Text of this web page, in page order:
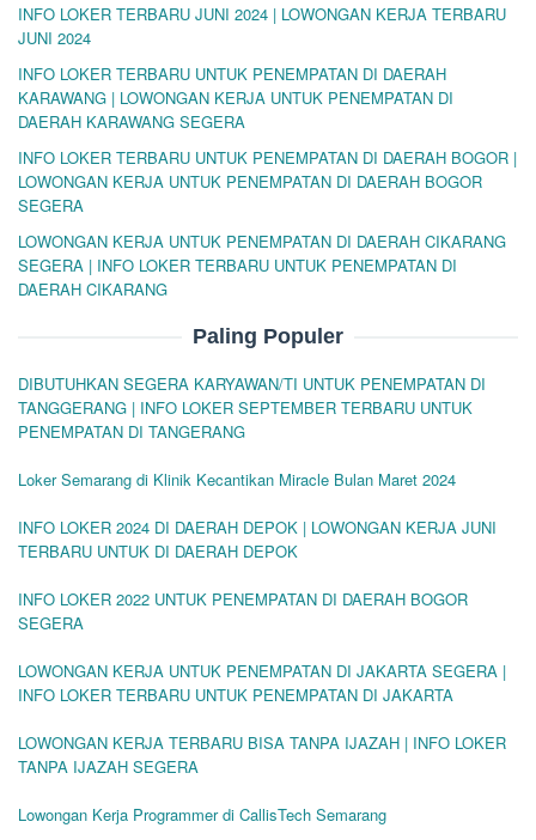
INFO LOKER TERBARU JUNI 2024 | LOWONGAN KERJA TERBARU
JUNI 2024
INFO LOKER TERBARU UNTUK PENEMPATAN DI DAERAH
KARAWANG | LOWONGAN KERJA UNTUK PENEMPATAN DI
DAERAH KARAWANG SEGERA
INFO LOKER TERBARU UNTUK PENEMPATAN DI DAERAH BOGOR |
LOWONGAN KERJA UNTUK PENEMPATAN DI DAERAH BOGOR
SEGERA
LOWONGAN KERJA UNTUK PENEMPATAN DI DAERAH CIKARANG
SEGERA | INFO LOKER TERBARU UNTUK PENEMPATAN DI
DAERAH CIKARANG
Paling Populer
DIBUTUHKAN SEGERA KARYAWAN/TI UNTUK PENEMPATAN DI
TANGGERANG | INFO LOKER SEPTEMBER TERBARU UNTUK
PENEMPATAN DI TANGERANG
Loker Semarang di Klinik Kecantikan Miracle Bulan Maret 2024
INFO LOKER 2024 DI DAERAH DEPOK | LOWONGAN KERJA JUNI
TERBARU UNTUK DI DAERAH DEPOK
INFO LOKER 2022 UNTUK PENEMPATAN DI DAERAH BOGOR
SEGERA
LOWONGAN KERJA UNTUK PENEMPATAN DI JAKARTA SEGERA |
INFO LOKER TERBARU UNTUK PENEMPATAN DI JAKARTA
LOWONGAN KERJA TERBARU BISA TANPA IJAZAH | INFO LOKER
TANPA IJAZAH SEGERA
Lowongan Kerja Programmer di CallisTech Semarang